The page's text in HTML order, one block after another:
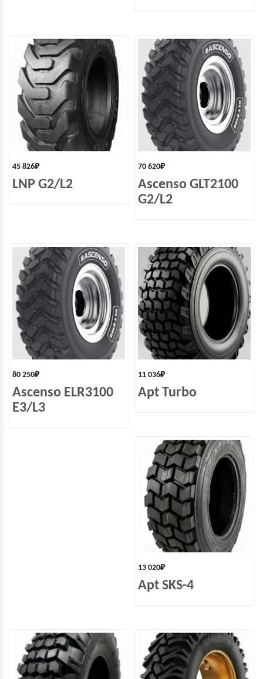
45 826₽
LNP G2/L2
70 620₽
Ascenso GLT2100
G2/L2
80 250₽
Ascenso ELR3100
E3/L3
11 036₽
Apt Turbo
13 020₽
Apt SKS-4